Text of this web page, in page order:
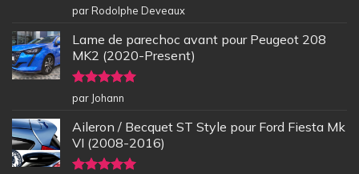
Note5sur
5
par Rodolphe Deveaux
Lame de parechoc avant pour Peugeot 208
MK2 (2020-Present)
Note5sur
5
par Johann
Aileron / Becquet ST Style pour Ford Fiesta Mk
VI (2008-2016)